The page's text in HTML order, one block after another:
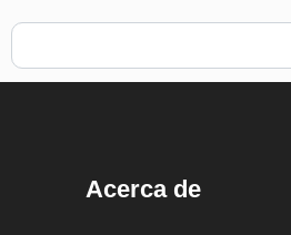
Acerca de